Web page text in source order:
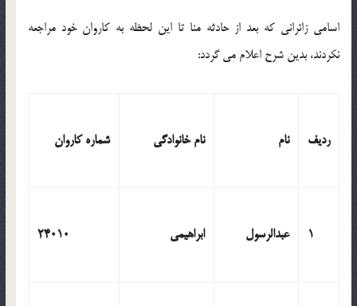
اسامی زائرانی که بعد از حادثه منا تا این لحظه به کاروان خود مراجعه
نکردند، بدین شرح اعلام می گردد:
ردیف نام نام خانوادگی شماره کاروان
1 عبدالرسول ابراهیمی 24010